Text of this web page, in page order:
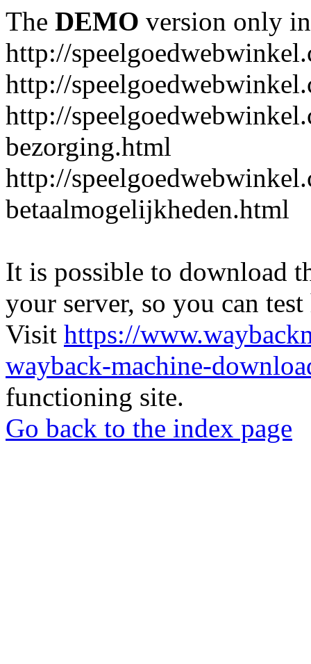
The DEMO version only
http://
http://
http://
bezorging.html
http://
betaalmogelijkheden.html
It is possible to download
your server, so you can
Visit https://
wayback-machine-
functioning site.
Go back to the index page